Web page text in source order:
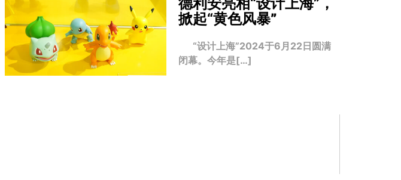
掀起“黄色风暴”
“设计上海”2024于6月22日圆满
闭幕。今年是[…]